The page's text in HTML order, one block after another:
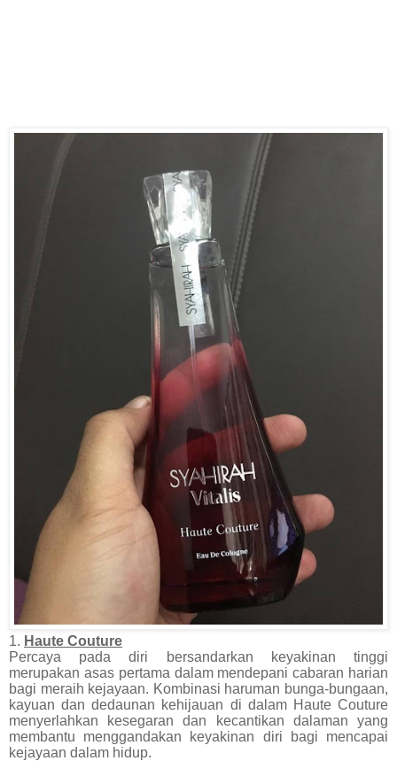
1. Haute Couture
Percaya pada diri bersandarkan keyakinan tinggi
merupakan asas pertama dalam mendepani cabaran harian
bagi meraih kejayaan. Kombinasi haruman bunga-bungaan,
kayuan dan dedaunan kehijauan di dalam Haute Couture
menyerlahkan kesegaran dan kecantikan dalaman yang
membantu menggandakan keyakinan diri bagi mencapai
kejayaan dalam hidup.